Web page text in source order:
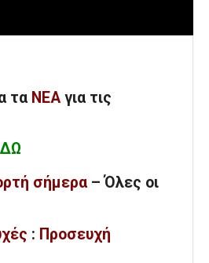
τα ΝΕΑ για τις
σήμερα – Όλες οι
: Προσευχή